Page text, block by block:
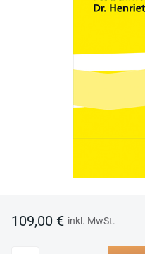
109,00 € inkl. MwSt.